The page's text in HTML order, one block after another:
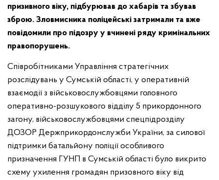
призивного віку, підбурював до хабарів та збував
зброю. Зловмисника поліцейські затримали та вже
повідомили про підозру у вчинені ряду кримінальних
правопорушень.
Співробітниками Управління стратегічних
розслідувань у Сумській області, у оперативній
взаємодії з військовослужбовцями головного
оперативно-розшукового відділу 5 прикордонного
загону, військовослужбовцями спецпідрозділу
ДОЗОР Держприкордонслужби України, за силової
підтримки батальйону поліції особливого
призначення ГУНП в Сумській області було викрито
схему ухилення громадян призовного віку від